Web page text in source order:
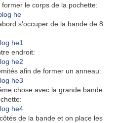
le corps de la pochette:
s'occuper de la bande de 8
endroit:
afin de former un anneau:
chose avec la grande bande
de la bande et on place les